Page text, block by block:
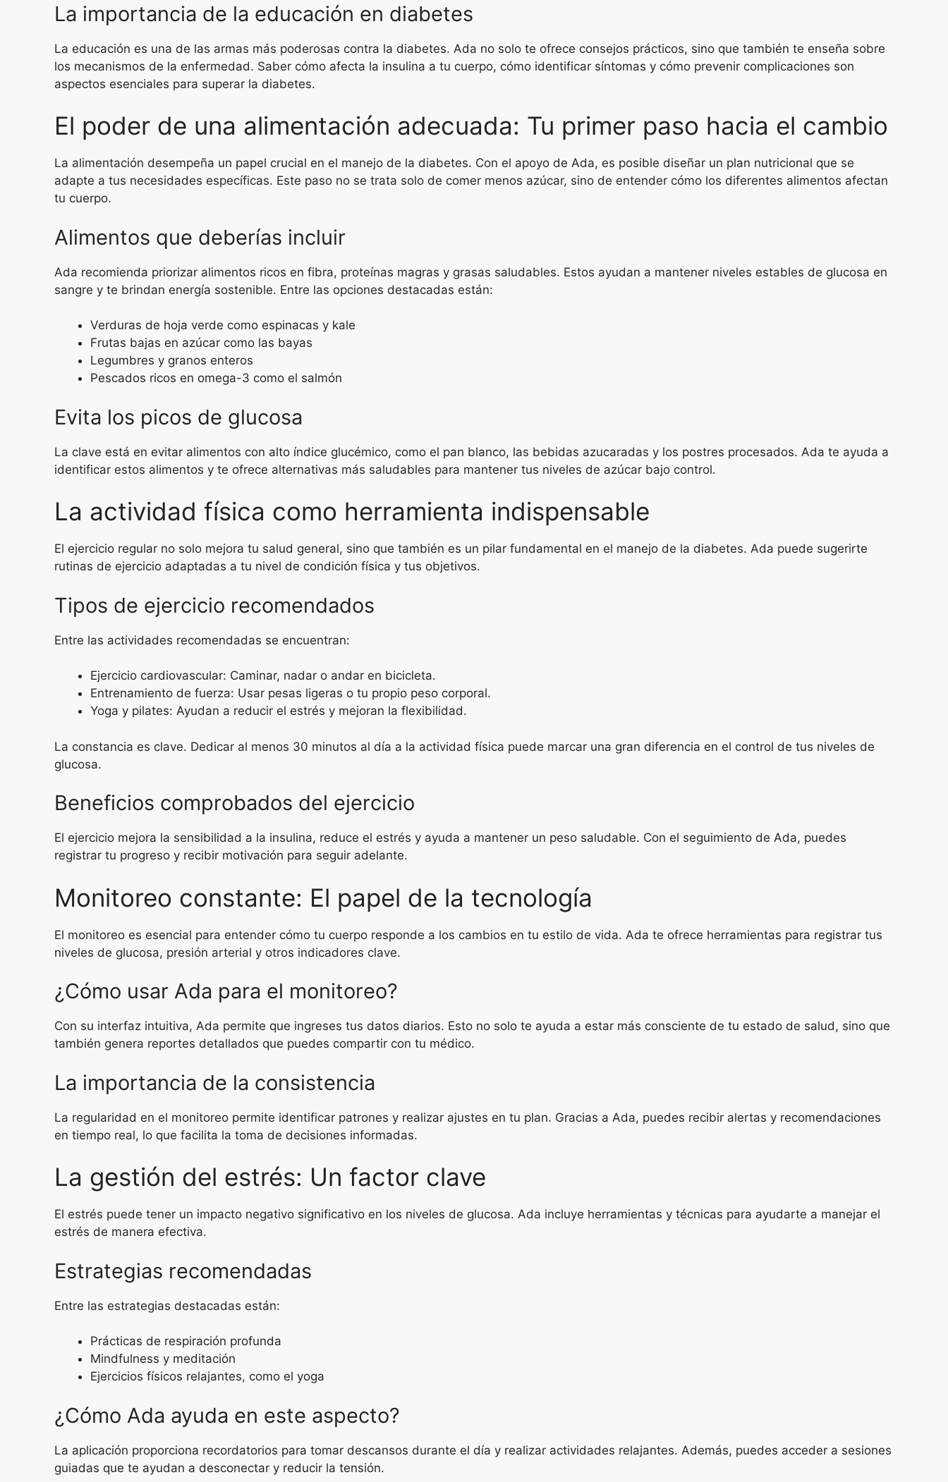
La importancia de la educación en diabetes
La educación es una de las armas más poderosas contra la diabetes. Ada no solo te ofrece consejos prácticos, sino que también te enseña sobre
los mecanismos de la enfermedad. Saber cómo afecta la insulina a tu cuerpo, cómo identificar síntomas y cómo prevenir complicaciones son
aspectos esenciales para superar la diabetes.
El poder de una alimentación adecuada: Tu primer paso hacia el cambio
La alimentación desempeña un papel crucial en el manejo de la diabetes. Con el apoyo de Ada, es posible diseñar un plan nutricional que se
adapte a tus necesidades específicas. Este paso no se trata solo de comer menos azúcar, sino de entender cómo los diferentes alimentos afectan
tu cuerpo.
Alimentos que deberías incluir
Ada recomienda priorizar alimentos ricos en fibra, proteínas magras y grasas saludables. Estos ayudan a mantener niveles estables de glucosa en
sangre y te brindan energía sostenible. Entre las opciones destacadas están:
Verduras de hoja verde como espinacas y kale
Frutas bajas en azúcar como las bayas
Legumbres y granos enteros
Pescados ricos en omega-3 como el salmón
Evita los picos de glucosa
La clave está en evitar alimentos con alto índice glucémico, como el pan blanco, las bebidas azucaradas y los postres procesados. Ada te ayuda a
identificar estos alimentos y te ofrece alternativas más saludables para mantener tus niveles de azúcar bajo control.
La actividad física como herramienta indispensable
El ejercicio regular no solo mejora tu salud general, sino que también es un pilar fundamental en el manejo de la diabetes. Ada puede sugerirte
rutinas de ejercicio adaptadas a tu nivel de condición física y tus objetivos.
Tipos de ejercicio recomendados
Entre las actividades recomendadas se encuentran:
Ejercicio cardiovascular: Caminar, nadar o andar en bicicleta.
Entrenamiento de fuerza: Usar pesas ligeras o tu propio peso corporal.
Yoga y pilates: Ayudan a reducir el estrés y mejoran la flexibilidad.
La constancia es clave. Dedicar al menos 30 minutos al día a la actividad física puede marcar una gran diferencia en el control de tus niveles de
glucosa.
Beneficios comprobados del ejercicio
El ejercicio mejora la sensibilidad a la insulina, reduce el estrés y ayuda a mantener un peso saludable. Con el seguimiento de Ada, puedes
registrar tu progreso y recibir motivación para seguir adelante.
Monitoreo constante: El papel de la tecnología
El monitoreo es esencial para entender cómo tu cuerpo responde a los cambios en tu estilo de vida. Ada te ofrece herramientas para registrar tus
niveles de glucosa, presión arterial y otros indicadores clave.
¿Cómo usar Ada para el monitoreo?
Con su interfaz intuitiva, Ada permite que ingreses tus datos diarios. Esto no solo te ayuda a estar más consciente de tu estado de salud, sino que
también genera reportes detallados que puedes compartir con tu médico.
La importancia de la consistencia
La regularidad en el monitoreo permite identificar patrones y realizar ajustes en tu plan. Gracias a Ada, puedes recibir alertas y recomendaciones
en tiempo real, lo que facilita la toma de decisiones informadas.
La gestión del estrés: Un factor clave
El estrés puede tener un impacto negativo significativo en los niveles de glucosa. Ada incluye herramientas y técnicas para ayudarte a manejar el
estrés de manera efectiva.
Estrategias recomendadas
Entre las estrategias destacadas están:
Prácticas de respiración profunda
Mindfulness y meditación
Ejercicios físicos relajantes, como el yoga
¿Cómo Ada ayuda en este aspecto?
La aplicación proporciona recordatorios para tomar descansos durante el día y realizar actividades relajantes. Además, puedes acceder a sesiones
guiadas que te ayudan a desconectar y reducir la tensión.